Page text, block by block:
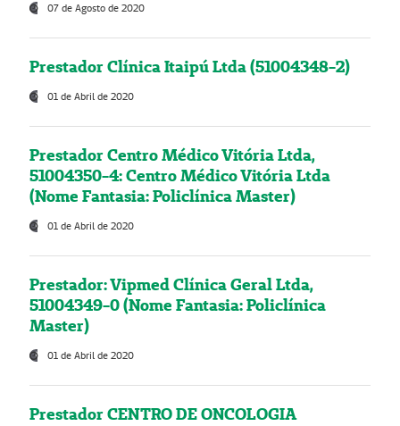
07 de Agosto de 2020
Prestador Clínica Itaipú Ltda (51004348-2)
01 de Abril de 2020
Prestador Centro Médico Vitória Ltda,
51004350-4: Centro Médico Vitória Ltda
(Nome Fantasia: Policlínica Master)
01 de Abril de 2020
Prestador: Vipmed Clínica Geral Ltda,
51004349-0 (Nome Fantasia: Policlínica
Master)
01 de Abril de 2020
Prestador CENTRO DE ONCOLOGIA